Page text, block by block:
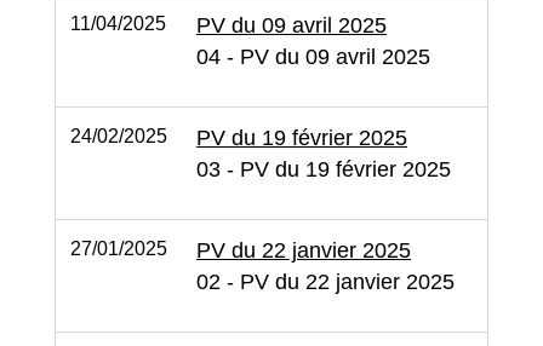
11/04/2025
PV du 09 avril 2025
04 - PV du 09 avril 2025
24/02/2025
PV du 19 février 2025
03 - PV du 19 février 2025
27/01/2025
PV du 22 janvier 2025
02 - PV du 22 janvier 2025